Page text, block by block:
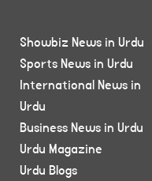
Showbiz News in Urdu
Sports News in Urdu
International News in
Urdu
Business News in Urdu
Urdu Magazine
Urdu Blogs